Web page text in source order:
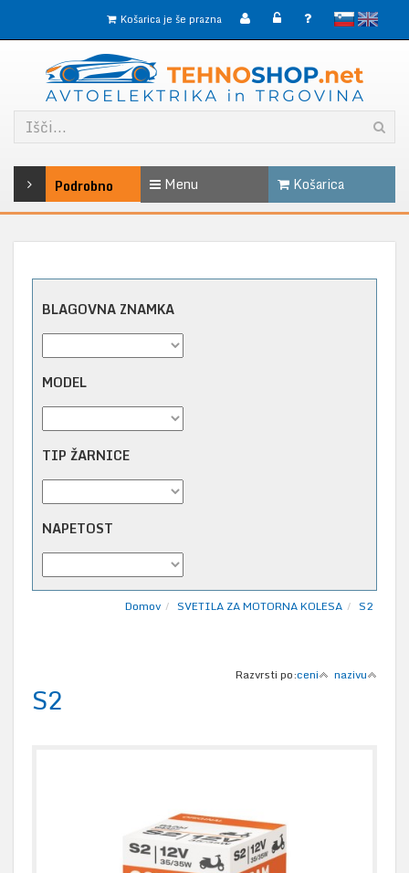
slovenskoEnglish
Košarica je še prazna
Podrobno Menu Košarica
BLAGOVNA ZNAMKA
MODEL
TIP ŽARNICE
NAPETOST
Domov SVETILA ZA MOTORNA KOLESA S2
Razvrsti po:ceni nazivu
S2